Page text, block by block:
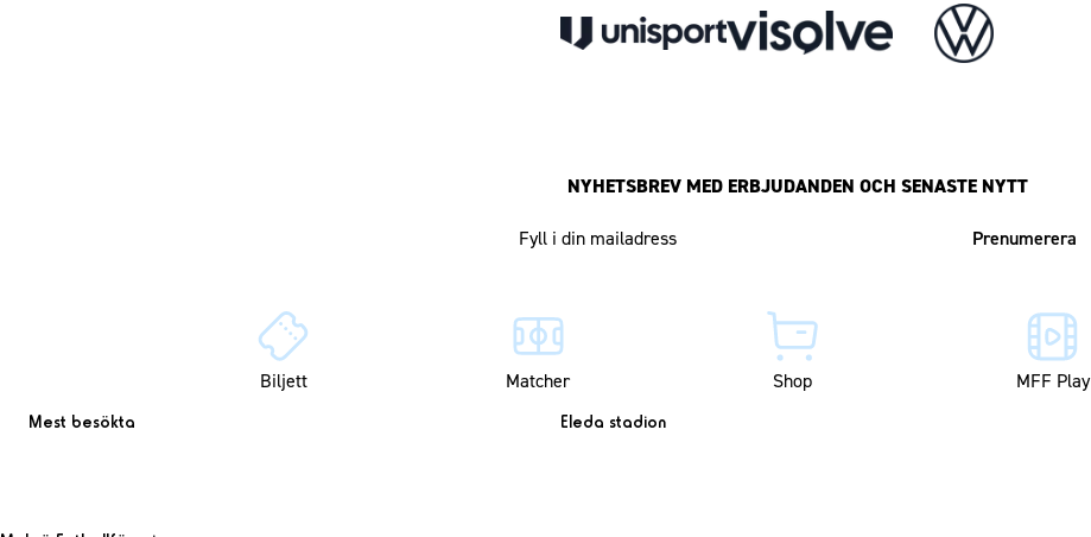
NYHETSBREV MED ERBJUDANDEN OCH SENASTE NYTT
Biljett Matcher Shop MFF Play
Mest besökta Eleda stadion